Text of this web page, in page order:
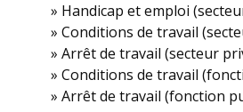
Handicap et emploi
Conditions de travail
Arrêt de travail (secteur
Conditions de travail
Arrêt de travail (fonction